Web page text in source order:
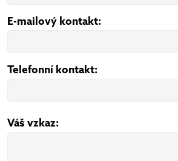
E-mailový kontakt:
Telefonní kontakt:
Váš vzkaz: